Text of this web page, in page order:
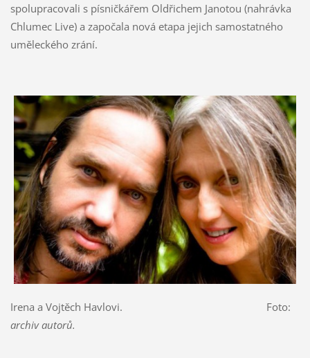
spolupracovali s písničkářem Oldřichem Janotou (nahrávka
Chlumec Live) a započala nová etapa jejich samostatného
uměleckého zrání.
Irena a Vojtěch Havlovi. Foto:
archiv autorů.